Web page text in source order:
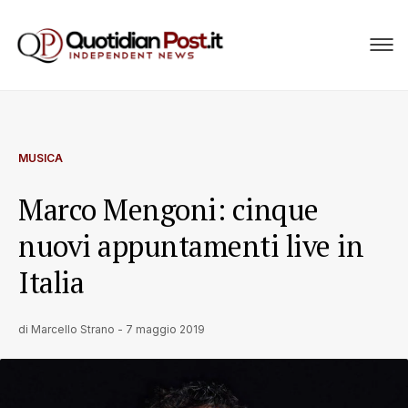
MUSICA
Marco Mengoni: cinque
nuovi appuntamenti live in
Italia
di Marcello Strano - 7 maggio 2019